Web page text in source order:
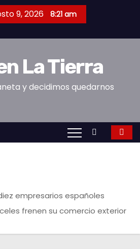
9, 2026 8:21 am
La Tierra
y decidimos quedarnos
empresarios españoles
frenen su comercio exterior